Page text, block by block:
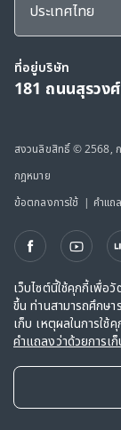
ประเทศไทย
ที่อยู่บริษัท
181 ถนนสุรวง
สงวนลิขสิทธิ์ © 2568, ก
กฎหมาย
ข้อตกลงการใช้ | คำแถ
เว็บไซต์นี้ใช้คุกกี้เพื่อ
ขึ้น ท่านสามารถศึกษา
เก็บ เหตุผลในการใช้
คำแถลงว่าด้วยการเ